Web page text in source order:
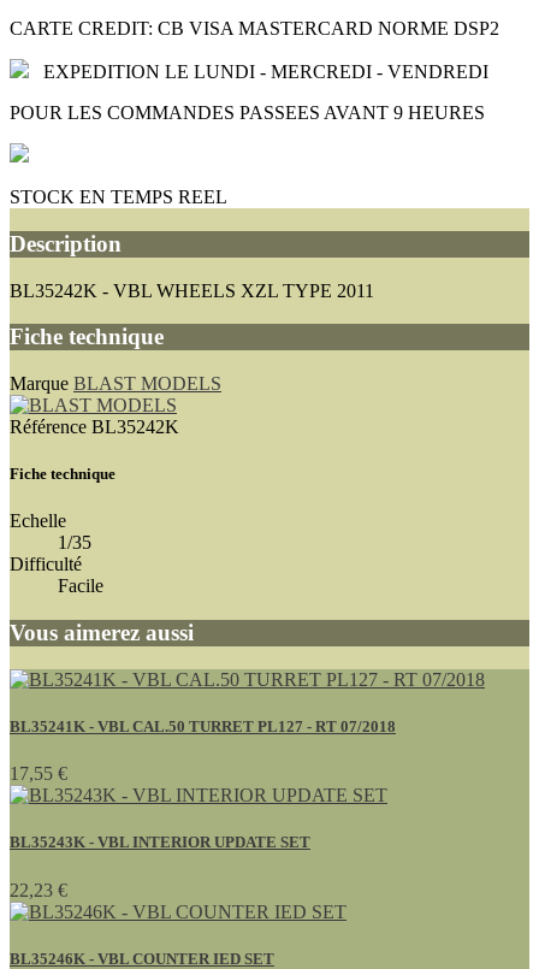
CARTE CREDIT: CB VISA MASTERCARD NORME DSP2
EXPEDITION LE LUNDI - MERCREDI - VENDREDI
POUR LES COMMANDES PASSEES AVANT 9 HEURES
STOCK EN TEMPS REEL
Description
BL35242K - VBL WHEELS XZL TYPE 2011
Fiche technique
Marque BLAST MODELS
Référence BL35242K
Fiche technique
Echelle
1/35
Difficulté
Facile
Vous aimerez aussi
BL35241K - VBL CAL.50 TURRET PL127 - RT 07/2018
17,55 €
BL35243K - VBL INTERIOR UPDATE SET
22,23 €
BL35246K - VBL COUNTER IED SET